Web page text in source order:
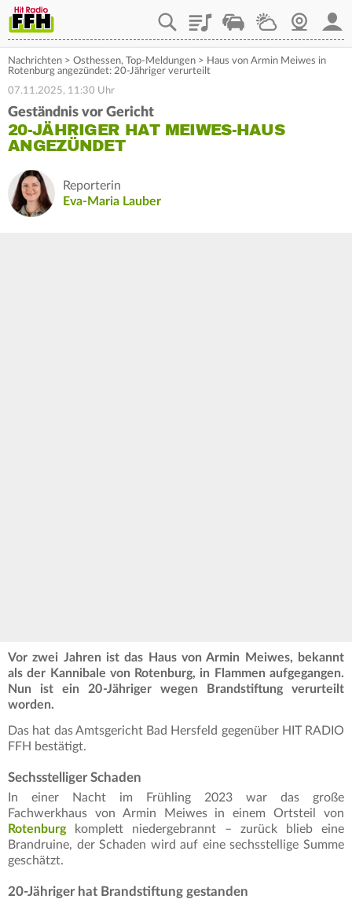
PlaylistStaupilotWetterWebcam
Nachrichten > Osthessen, Top-Meldungen > Haus von Armin Meiwes in
Rotenburg angezündet: 20-Jähriger verurteilt
07.11.2025, 11:30 Uhr
Geständnis vor Gericht
20-JÄHRIGER HAT MEIWES-HAUS
ANGEZÜNDET
Reporterin
Eva-Maria Lauber
Vor zwei Jahren ist das Haus von Armin Meiwes, bekannt
als der Kannibale von Rotenburg, in Flammen aufgegangen.
Nun ist ein 20-Jähriger wegen Brandstiftung verurteilt
worden.
Das hat das Amtsgericht Bad Hersfeld gegenüber HIT RADIO
FFH bestätigt.
Sechsstelliger Schaden
In einer Nacht im Frühling 2023 war das große
Fachwerkhaus von Armin Meiwes in einem Ortsteil von
Rotenburgkomplett niedergebrannt – zurück blieb eine
Brandruine, der Schaden wird auf eine sechsstellige Summe
geschätzt.
20-Jähriger hat Brandstiftung gestanden